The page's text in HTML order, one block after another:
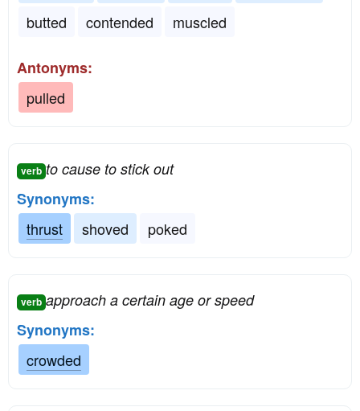
butted
contended muscled
Antonyms:
pulled
verb to cause to stick out
Synonyms:
thrust
shoved poked
verb approach a certain age or speed
Synonyms:
crowded